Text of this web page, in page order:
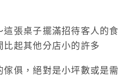
這張桌子擺滿招待客人的食
比起其他分店小的許多
傢俱，絕對是小坪數或是需